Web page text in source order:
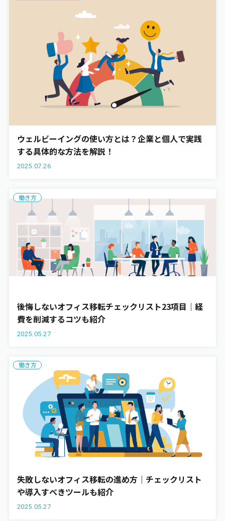
ウェルビーイングの使い方とは？企業と個人で実践
する具体的な方法を解説！
2025.07.26
働き方
後悔しないオフィス移転チェックリスト23項目｜経
費を削減するコツも紹介
2025.05.27
働き方
失敗しないオフィス移転の進め方｜チェックリスト
や導入すべきツールも紹介
2025.05.27